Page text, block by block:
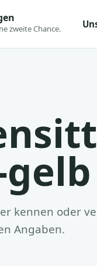
zweite Chance.
kennen oder
Angaben.